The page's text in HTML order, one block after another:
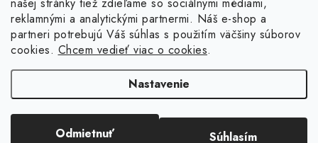
reklamnými a analytickými partnermi. Náš e-shop a
partneri potrebujú Váš súhlas s použitím väčšiny súborov
cookies. Chcem vedieť viac o cookies.
Nastavenie
Odmietnuť Súhlasím
Vytvoril Shoptet
Žienka domáca. Všetky práva vyhradené.
cookies